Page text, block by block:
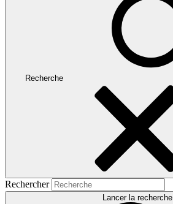
Recherche
Rechercher
Lancer la recherche